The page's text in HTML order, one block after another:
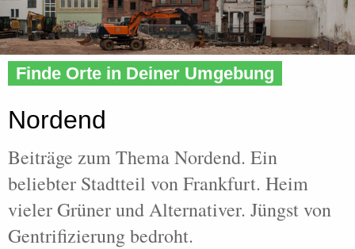
Home»Tags» Nordend
Finde Orte in Deiner Umgebung
Nordend
Beiträge zum Thema Nordend. Ein
beliebter Stadtteil von Frankfurt. Heim
vieler Grüner und Alternativer. Jüngst von
Gentrifizierung bedroht.
Activity
Recent Posts